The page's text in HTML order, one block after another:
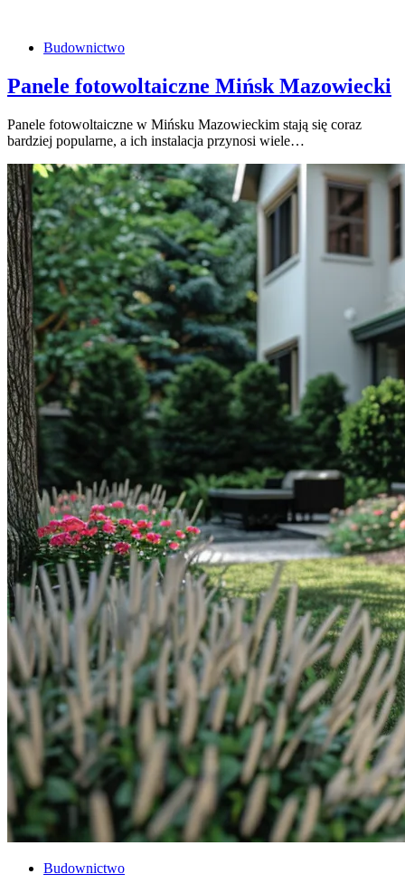
Budownictwo
Panele fotowoltaiczne Mińsk Mazowiecki
Panele fotowoltaiczne w Mińsku Mazowieckim stają się coraz
bardziej popularne, a ich instalacja przynosi wiele…
Budownictwo